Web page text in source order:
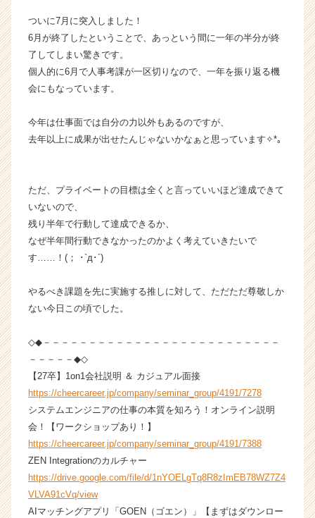
タ
イ
ム
ラ
ベ
ン
ー・
企
業
ス
カ
く
就
活
サ
イ
チ
ア
ャ
ついに7月に突入しました！
6月が終了したということで、あっという間に一年の半分が終
了してしまい驚きです。
個人的に6月で人事考課が一区切りなので、一年を振り返る機
会にもなっています。
今年は仕事面では自分の力以外もあるのですが、
去年以上に成果が出せたんじゃないかなぁと思っています✧*｡
ただ、プライベートの目標は全くと言っていいほど達成できて
いないので、
残り半年で行動して達成できるか、
なぜ半年間行動できなかったのかよく考えていきたいで
す……！(； ･`д･´)
やるべき課題を先に実施する推しに対して、ただただ尊敬しか
ない今日この頃でした。
◇◆－－－－－－－－－－－－－－－－－－－－－－－－－－
－－－－－◆◇
【27卒】1on1会社説明 ＆ カジュアル面接
https://cheercareer.jp/company/seminar_group/4191/7278
システムエンジニアの仕事の本質を知ろう！オンライン説明
会！【ワークショップあり！】
https://cheercareer.jp/company/seminar_group/4191/7388
ZEN Integrationのカルチャー
https://drive.google.com/file/d/1nYOELgTq8R8zImEB78WZ7Z4
VLVA91cVq/view
AIマッチングアプリ「GOEN（ゴエン）」【まずはダウンロー